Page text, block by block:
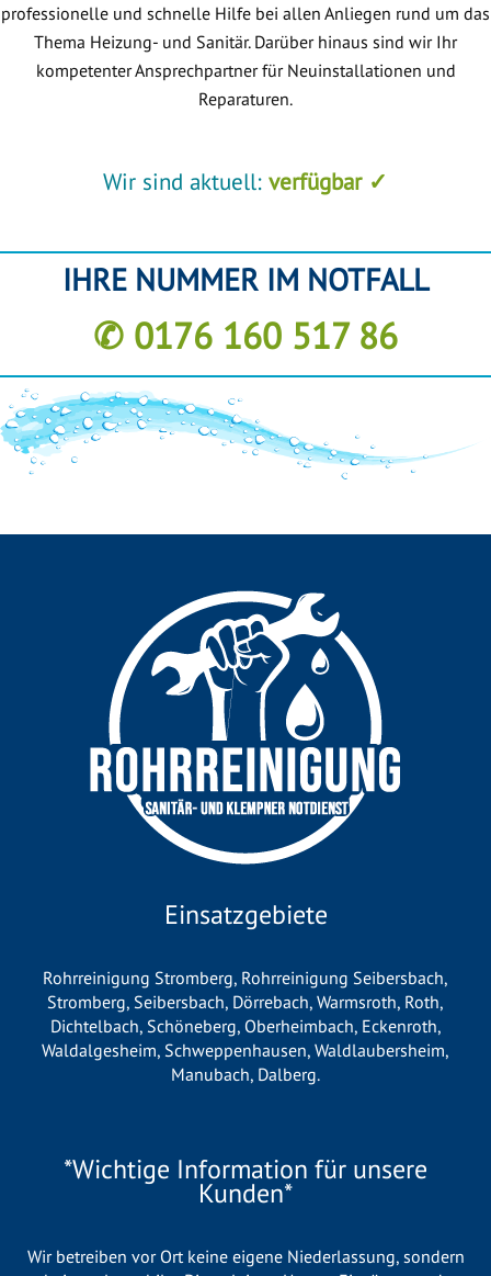
professionelle und schnelle Hilfe bei allen Anliegen rund um das
Thema Heizung- und Sanitär. Darüber hinaus sind wir Ihr
kompetenter Ansprechpartner für Neuinstallationen und
Reparaturen.
Wir sind aktuell: verfügbar ✓
IHRE NUMMER IM NOTFALL
✆ 0176 160 517 86
Einsatzgebiete
Rohrreinigung Stromberg, Rohrreinigung Seibersbach,
Stromberg, Seibersbach, Dörrebach, Warmsroth, Roth,
Dichtelbach, Schöneberg, Oberheimbach, Eckenroth,
Waldalgesheim, Schweppenhausen, Waldlaubersheim,
Manubach, Dalberg.
*Wichtige Information für unsere
Kunden*
Wir betreiben vor Ort keine eigene Niederlassung, sondern